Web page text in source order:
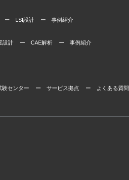
ー LSI設計 ー 事例紹介
設計 ー CAE解析 ー 事例紹介
センター ー サービス拠点 ー よくある質問